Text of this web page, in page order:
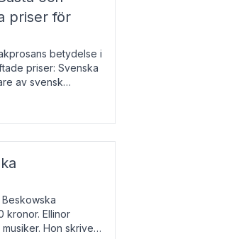
priser för
betydelse i
priser: Svenska
av svensk
Svenska
kronor. Ellinor
Hon skriver